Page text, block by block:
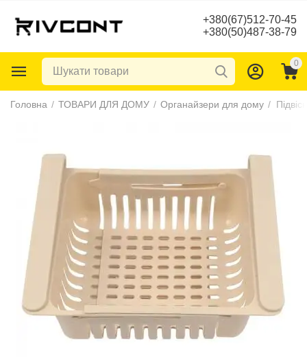
+380(67)512-70-45
+380(50)487-38-79
0
Головна / ТОВАРИ ДЛЯ ДОМУ / Органайзери для дому /